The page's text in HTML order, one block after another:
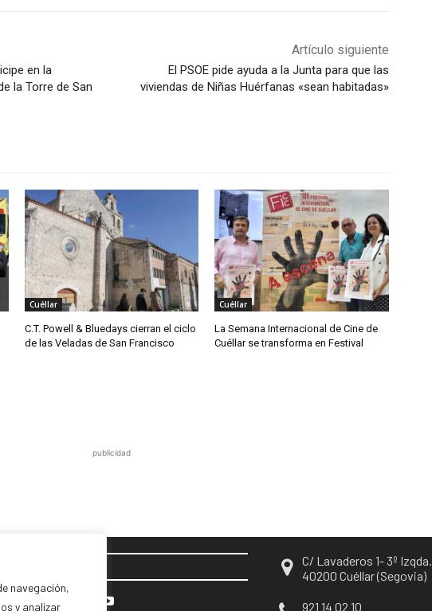
navegación,
y analizar
en la
la Torre de San
Artículo siguiente
El PSOE pide ayuda a la Junta para que las
viviendas de Niñas Huérfanas «sean habitadas»
Cuéllar
C.T. Powell & Bluedays cierran el ciclo
de las Veladas de San Francisco
Cuéllar
La Semana Internacional de Cine de
Cuéllar se transforma en Festival
publicidad
C/ Lavaderos 1- 3º Izqda.
40200 Cuéllar (Segovia)
921 14 02 10